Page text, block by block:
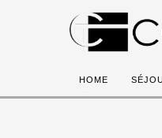
HOME